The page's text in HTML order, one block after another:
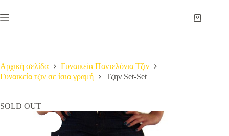
στο
περιεχόμενο
Καλάθι
Αρχική σελίδα
Γυναικεία Παντελόνια Τζιν
Γυναικεία τζιν σε ίσια γραμή
Τζην Set-Set
SOLD OUT